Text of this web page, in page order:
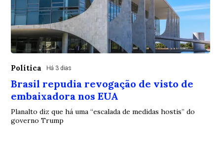
Política Há 3 dias
Brasil repudia revogação de visto de
embaixadora nos EUA
Planalto diz que há uma “escalada de medidas hostis” do
governo Trump